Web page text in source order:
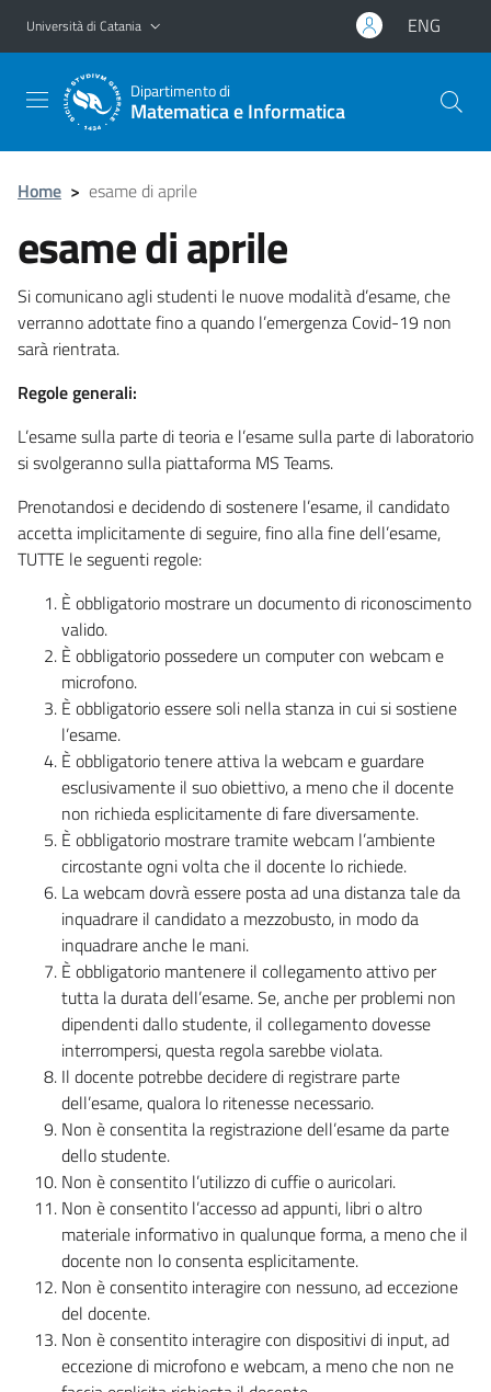
Vai al contenuto principale
Vai al menu di navigazione
Università di Catania ENG
Dipartimento di
Matematica e Informatica
Home > esame di aprile
esame di aprile
Si comunicano agli studenti le nuove modalità d’esame, che
verranno adottate fino a quando l’emergenza Covid-19 non
sarà rientrata.
Regole generali:
L’esame sulla parte di teoria e l’esame sulla parte di laboratorio
si svolgeranno sulla piattaforma MS Teams.
Prenotandosi e decidendo di sostenere l’esame, il candidato
accetta implicitamente di seguire, fino alla fine dell’esame,
TUTTE le seguenti regole:
È obbligatorio mostrare un documento di riconoscimento
valido.
È obbligatorio possedere un computer con webcam e
microfono.
È obbligatorio essere soli nella stanza in cui si sostiene
l’esame.
È obbligatorio tenere attiva la webcam e guardare
esclusivamente il suo obiettivo, a meno che il docente
non richieda esplicitamente di fare diversamente.
È obbligatorio mostrare tramite webcam l’ambiente
circostante ogni volta che il docente lo richiede.
La webcam dovrà essere posta ad una distanza tale da
inquadrare il candidato a mezzobusto, in modo da
inquadrare anche le mani.
È obbligatorio mantenere il collegamento attivo per
tutta la durata dell’esame. Se, anche per problemi non
dipendenti dallo studente, il collegamento dovesse
interrompersi, questa regola sarebbe violata.
Il docente potrebbe decidere di registrare parte
dell’esame, qualora lo ritenesse necessario.
Non è consentita la registrazione dell’esame da parte
dello studente.
Non è consentito l’utilizzo di cuffie o auricolari.
Non è consentito l’accesso ad appunti, libri o altro
materiale informativo in qualunque forma, a meno che il
docente non lo consenta esplicitamente.
Non è consentito interagire con nessuno, ad eccezione
del docente.
Non è consentito interagire con dispositivi di input, ad
eccezione di microfono e webcam, a meno che non ne